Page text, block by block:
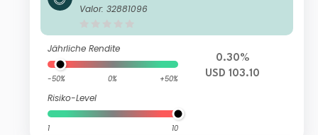
ging Markets Debt Total Return IMF
Valor: 32881096
Jährliche Rendite
-50% 0% +50%
Risiko-Level
1 10
0.30%
USD 103.10